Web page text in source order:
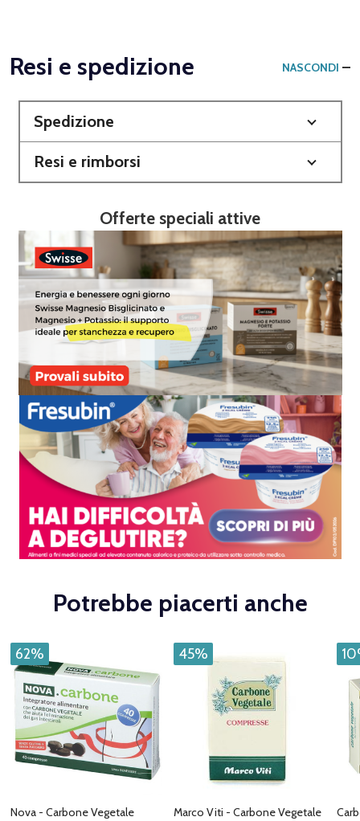
Resi e spedizione NASCONDI
Spedizione
Resi e rimborsi
Offerte speciali attive
Potrebbe piacerti anche
62%
Nova - Carbone Vegetale
45%
Marco Viti - Carbone Vegetale